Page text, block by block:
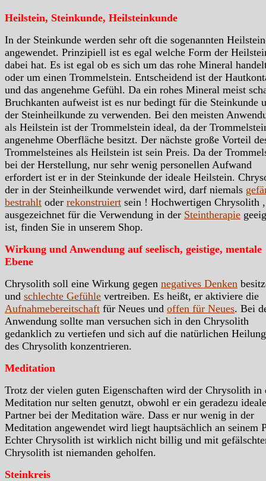
Heilstein, Steinkunde, Heilsteinkunde
In der Steinkunde werden sehr oft die sogenannten
angewendet. Prinzipiell ist es egal welche Form der
dabei hat. Es ist egal ob es sich um das rohe Mineral
oder um einen Trommelstein. Entscheidend ist der
und das angenehme Gefühl. Da ein rohes Mineral meist
Bruchkanten aufweist ist es nur bedingt für die Steinkunde
der Steinheilkunde zu verwenden. Bei den meisten
als Heilstein ist der Trommelstein ideal, da der
angenehme Oberfläche besitzt. Der nächste große Vorteil
Trommelsteines als Heilstein ist sein Preis. Da der
bei der Herstellung, nur sehr wenig personellen Aufwand
erfordert ist er in der Steinkunde der ideale Heilstein.
der in der Steinheilkunde verwendet wird, darf niemals
bestrahlt oder rekonstruiert sein ! Hochwertigen Chrysolith
ausgezeichnet für die Verwendung in der Steintherapie
ist, finden Sie in unserem Shop.
Wirkung und Anwendung auf seelisch, geistige, mentale
Ebene
Chrysolith soll eine Wirkung gegen negatives Denken
und schlechte Gefühle vertreiben. Es heißt, er aktiviere die
Aufnahmebereitschaft für Neues und offen für Neues. Bei
Anwendung sollte man versuchen sich in den Chrysolith
gedanklich zu vertiefen und sich auf die natürlichen
des Chrysolith konzentrieren.
Meditation
Trotz der vielen guten Eigenschaften wird der Chrysolith in
Meditation nur selten genutzt, obwohl er ein geradezu
Partner bei der Meditation wäre. Dass er nur wenig in der
Meditation angewendet wird liegt hauptsächlich an seinem
Echter Chrysolith ist wirklich nicht billig und mit
Chrysolith ist niemanden geholfen.
Steinkreis